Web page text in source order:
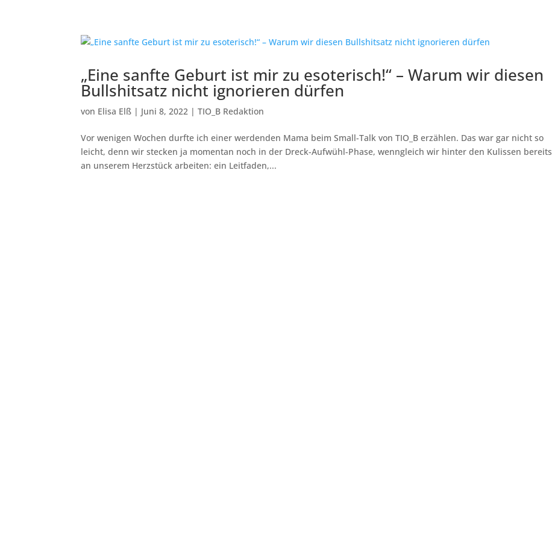
„Eine sanfte Geburt ist mir zu esoterisch!“ – Warum wir diesen
Bullshitsatz nicht ignorieren dürfen
von Elisa Elß | Juni 8, 2022 |TIO_B Redaktion
Vor wenigen Wochen durfte ich einer werdenden Mama beim Small-Talk von TIO_B erzählen. Das war gar nicht so
leicht, denn wir stecken ja momentan noch in der Dreck-Aufwühl-Phase, wenngleich wir hinter den Kulissen bereits
an unserem Herzstück arbeiten: ein Leitfaden,...